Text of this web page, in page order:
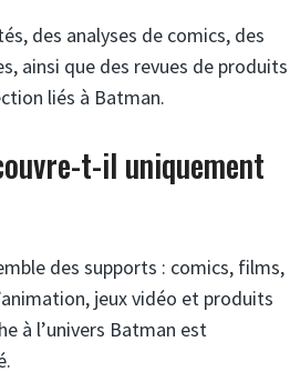
des analyses de comics, des
ainsi que des revues de produits
liés à Batman.
t-il uniquement
des supports : comics, films,
jeux vidéo et produits
à l’univers Batman est